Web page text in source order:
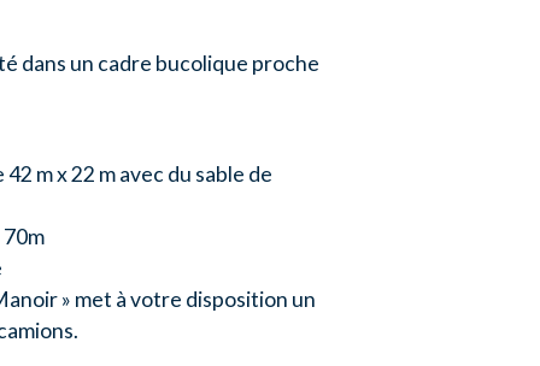
dans un cadre bucolique proche
m x 22 m avec du sable de
70m
» met à votre disposition un